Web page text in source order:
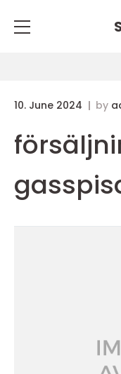
10. June 2024 by